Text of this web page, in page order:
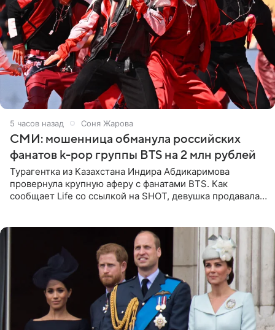
5 часов назад Соня Жарова
СМИ: мошенница обманула российских
фанатов k-pop группы BTS на 2 млн рублей
Турагентка из Казахстана Индира Абдикаримова
провернула крупную аферу с фанатами BTS. Как
сообщает Life со ссылкой на SHOT, девушка продавала